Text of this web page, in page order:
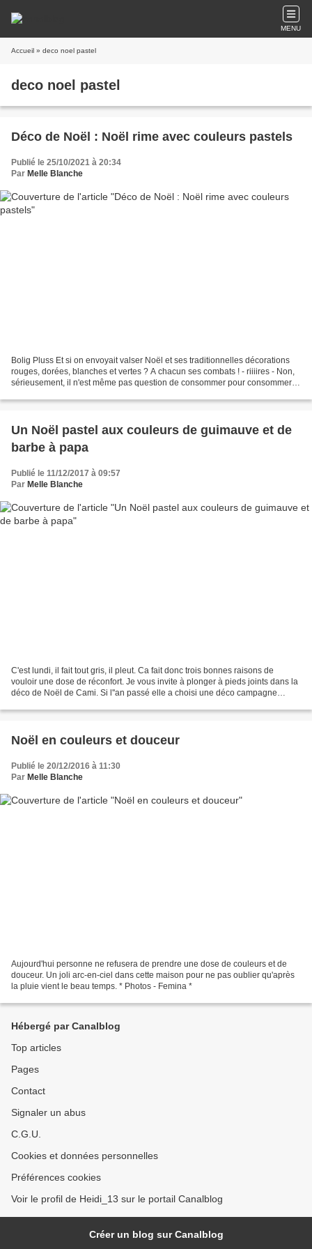
MENU
Accueil » deco noel pastel
deco noel pastel
Déco de Noël : Noël rime avec couleurs pastels
Publié le 25/10/2021 à 20:34
Par Melle Blanche
Bolig Pluss Et si on envoyait valser Noël et ses traditionnelles décorations
rouges, dorées, blanches et vertes ? A chacun ses combats ! - riiiires - Non,
sérieusement, il n'est même pas question de consommer pour consommer.
Un Noël pastel aux couleurs de guimauve et de
barbe à papa
Publié le 11/12/2017 à 09:57
Par Melle Blanche
C'est lundi, il fait tout gris, il pleut. Ca fait donc trois bonnes raisons de
vouloir une dose de réconfort. Je vous invite à plonger à pieds joints dans la
déco de Noël de Cami. Si l''an passé elle a choisi une déco campagne
Noël en couleurs et douceur
Publié le 20/12/2016 à 11:30
Par Melle Blanche
Aujourd'hui personne ne refusera de prendre une dose de couleurs et de
douceur. Un joli arc-en-ciel dans cette maison pour ne pas oublier qu'après
la pluie vient le beau temps. * Photos - Femina *
Hébergé par Canalblog
Top articles
Pages
Contact
Signaler un abus
C.G.U.
Cookies et données personnelles
Préférences cookies
Voir le profil de Heidi_13 sur le portail Canalblog
Créer un blog sur Canalblog